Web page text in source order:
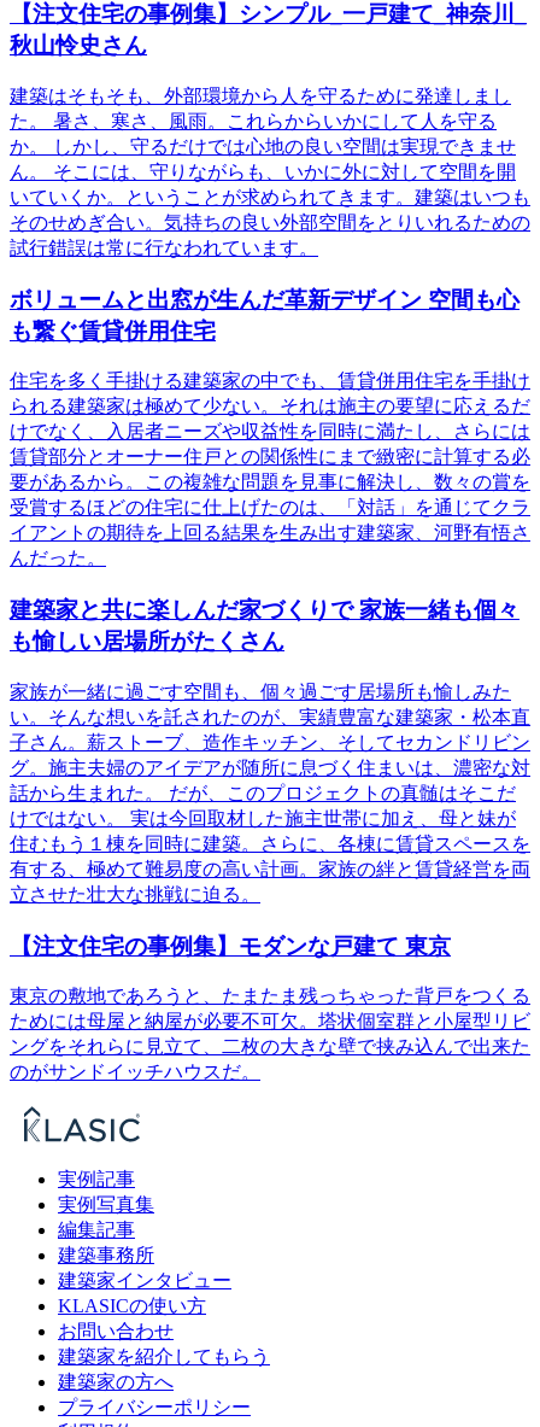
【注文住宅の事例集】シンプル_一戸建て_神奈川_
秋山怜史さん
建築はそもそも、外部環境から人を守るために発達しまし
た。 暑さ、寒さ、風雨。これらからいかにして人を守る
か。 しかし、守るだけでは心地の良い空間は実現できませ
ん。 そこには、守りながらも、いかに外に対して空間を開
いていくか。ということが求められてきます。建築はいつも
そのせめぎ合い。気持ちの良い外部空間をとりいれるための
試行錯誤は常に行なわれています。
ボリュームと出窓が生んだ革新デザイン 空間も心
も繋ぐ賃貸併用住宅
住宅を多く手掛ける建築家の中でも、賃貸併用住宅を手掛け
られる建築家は極めて少ない。それは施主の要望に応えるだ
けでなく、入居者ニーズや収益性を同時に満たし、さらには
賃貸部分とオーナー住戸との関係性にまで緻密に計算する必
要があるから。この複雑な問題を見事に解決し、数々の賞を
受賞するほどの住宅に仕上げたのは、「対話」を通じてクラ
イアントの期待を上回る結果を生み出す建築家、河野有悟さ
んだった。
建築家と共に楽しんだ家づくりで 家族一緒も個々
も愉しい居場所がたくさん
家族が一緒に過ごす空間も、個々過ごす居場所も愉しみた
い。そんな想いを託されたのが、実績豊富な建築家・松本直
子さん。薪ストーブ、造作キッチン、そしてセカンドリビン
グ。施主夫婦のアイデアが随所に息づく住まいは、濃密な対
話から生まれた。 だが、このプロジェクトの真髄はそこだ
けではない。 実は今回取材した施主世帯に加え、母と妹が
住むもう１棟を同時に建築。さらに、各棟に賃貸スペースを
有する、極めて難易度の高い計画。家族の絆と賃貸経営を両
立させた壮大な挑戦に迫る。
【注文住宅の事例集】モダンな戸建て 東京
東京の敷地であろうと、たまたま残っちゃった背戸をつくる
ためには母屋と納屋が必要不可欠。塔状個室群と小屋型リビ
ングをそれらに見立て、二枚の大きな壁で挟み込んで出来た
のがサンドイッチハウスだ。
実例記事
実例写真集
編集記事
建築事務所
建築家インタビュー
KLASICの使い方
お問い合わせ
建築家を紹介してもらう
建築家の方へ
プライバシーポリシー